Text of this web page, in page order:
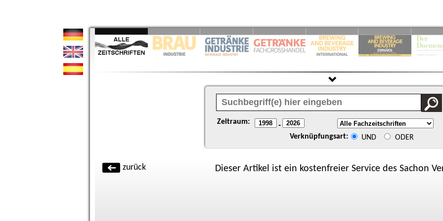
Zeitraum: -
Verknüpfungsart: UND ODER
zurück Dieser Artikel ist ein kostenfreier Service des Sachon